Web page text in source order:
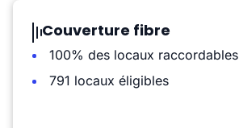
Couverture fibre
100% des locaux raccordables
791 locaux éligibles